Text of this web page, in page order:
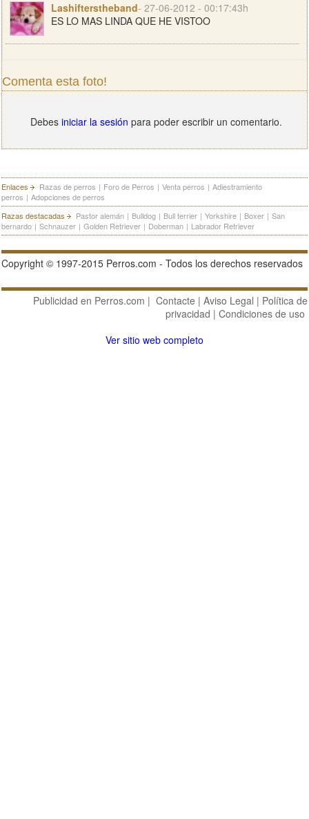
Lashifterstheband- 27-06-2012 - 00:17:43h
ES LO MAS LINDA QUE HE VISTOO
Comenta esta foto!
Debes iniciar la sesión para poder escribir un comentario.
Enlaces Razas de perros | Foro de Perros | Venta perros | Adiestramiento
perros | Adopciones de perros
Razas destacadas
Pastor alemán | Bulldog | Bull terrier | Yorkshire | Boxer | San
bernardo | Schnauzer | Golden Retriever | Doberman | Labrador Retriever
Copyright © 1997-2015 Perros.com - Todos los derechos reservados
Publicidad en Perros.com | Contacte | Aviso Legal | Política de
privacidad | Condiciones de uso
Ver sitio web completo